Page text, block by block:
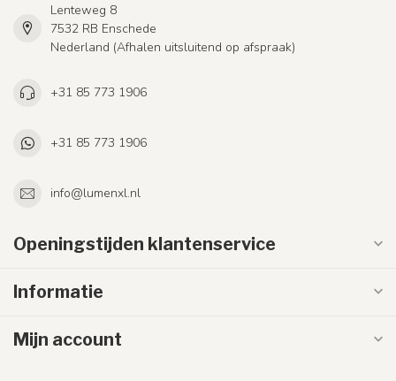
Lenteweg 8
7532 RB Enschede
Nederland (Afhalen uitsluitend op afspraak)
+31 85 773 1906
+31 85 773 1906
info@lumenxl.nl
Openingstijden klantenservice
Informatie
Mijn account